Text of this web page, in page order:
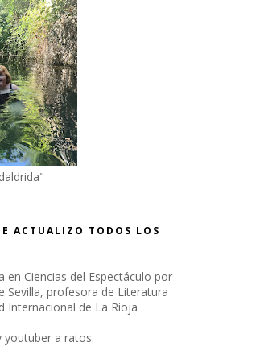
ACTUALIZO TODOS LOS
en Ciencias del Espectáculo por
Sevilla, profesora de Literatura
Internacional de La Rioja
youtuber a ratos.